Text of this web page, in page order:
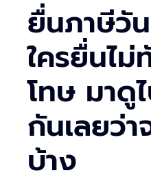
ยื่นภาษีวั
ใครยื่นไม่
โทษ มาดู
กันเลยว่า
บ้าง